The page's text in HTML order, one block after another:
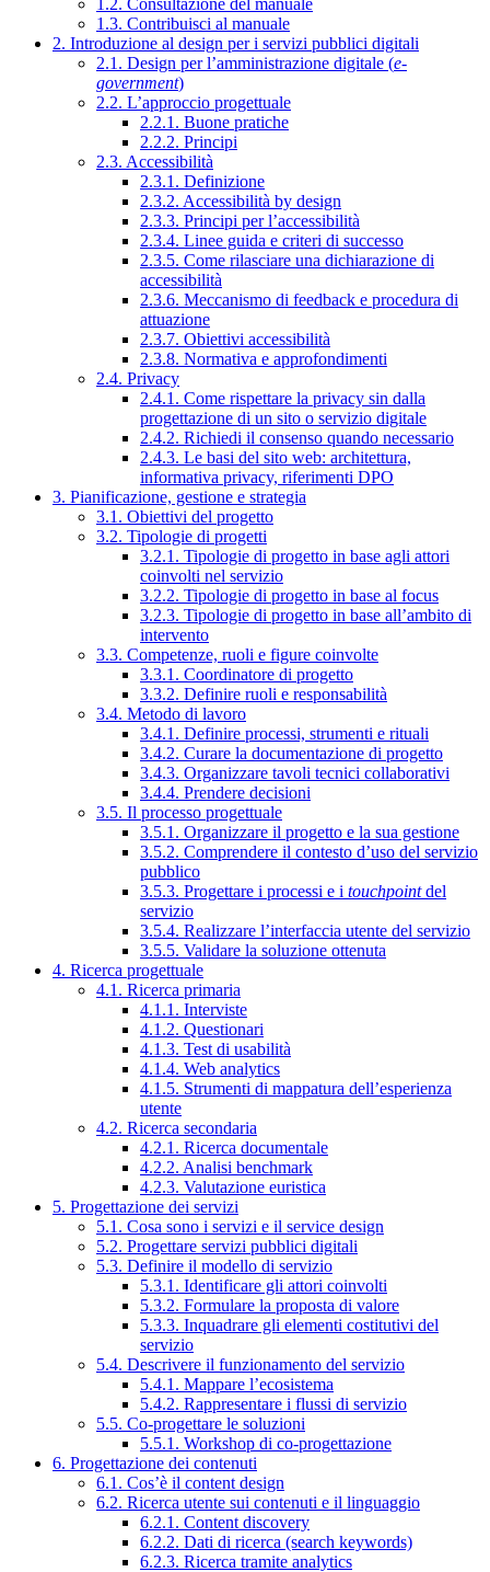
1.2. Consultazione del manuale
1.3. Contribuisci al manuale
2. Introduzione al design per i servizi pubblici digitali
2.1. Design per l’amministrazione digitale (e-
government)
2.2. L’approccio progettuale
2.2.1. Buone pratiche
2.2.2. Principi
2.3. Accessibilità
2.3.1. Definizione
2.3.2. Accessibilità by design
2.3.3. Principi per l’accessibilità
2.3.4. Linee guida e criteri di successo
2.3.5. Come rilasciare una dichiarazione di
accessibilità
2.3.6. Meccanismo di feedback e procedura di
attuazione
2.3.7. Obiettivi accessibilità
2.3.8. Normativa e approfondimenti
2.4. Privacy
2.4.1. Come rispettare la privacy sin dalla
progettazione di un sito o servizio digitale
2.4.2. Richiedi il consenso quando necessario
2.4.3. Le basi del sito web: architettura,
informativa privacy, riferimenti DPO
3. Pianificazione, gestione e strategia
3.1. Obiettivi del progetto
3.2. Tipologie di progetti
3.2.1. Tipologie di progetto in base agli attori
coinvolti nel servizio
3.2.2. Tipologie di progetto in base al focus
3.2.3. Tipologie di progetto in base all’ambito di
intervento
3.3. Competenze, ruoli e figure coinvolte
3.3.1. Coordinatore di progetto
3.3.2. Definire ruoli e responsabilità
3.4. Metodo di lavoro
3.4.1. Definire processi, strumenti e rituali
3.4.2. Curare la documentazione di progetto
3.4.3. Organizzare tavoli tecnici collaborativi
3.4.4. Prendere decisioni
3.5. Il processo progettuale
3.5.1. Organizzare il progetto e la sua gestione
3.5.2. Comprendere il contesto d’uso del servizio
pubblico
3.5.3. Progettare i processi e i touchpointdel
servizio
3.5.4. Realizzare l’interfaccia utente del servizio
3.5.5. Validare la soluzione ottenuta
4. Ricerca progettuale
4.1. Ricerca primaria
4.1.1. Interviste
4.1.2. Questionari
4.1.3. Test di usabilità
4.1.4. Web analytics
4.1.5. Strumenti di mappatura dell’esperienza
utente
4.2. Ricerca secondaria
4.2.1. Ricerca documentale
4.2.2. Analisi benchmark
4.2.3. Valutazione euristica
5. Progettazione dei servizi
5.1. Cosa sono i servizi e il service design
5.2. Progettare servizi pubblici digitali
5.3. Definire il modello di servizio
5.3.1. Identificare gli attori coinvolti
5.3.2. Formulare la proposta di valore
5.3.3. Inquadrare gli elementi costitutivi del
servizio
5.4. Descrivere il funzionamento del servizio
5.4.1. Mappare l’ecosistema
5.4.2. Rappresentare i flussi di servizio
5.5. Co-progettare le soluzioni
5.5.1. Workshop di co-progettazione
6. Progettazione dei contenuti
6.1. Cos’è il content design
6.2. Ricerca utente sui contenuti e il linguaggio
6.2.1. Content discovery
6.2.2. Dati di ricerca (search keywords)
6.2.3. Ricerca tramite analytics